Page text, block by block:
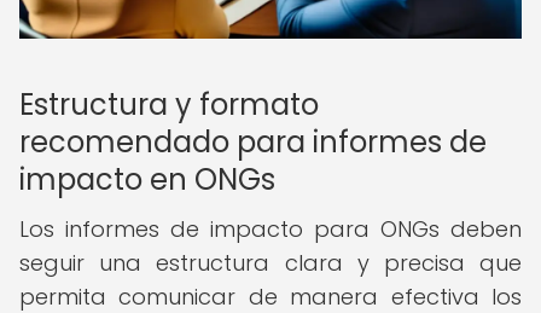
Estructura y formato
recomendado para informes de
impacto en ONGs
Los informes de impacto para ONGs deben
seguir una estructura clara y precisa que
permita comunicar de manera efectiva los